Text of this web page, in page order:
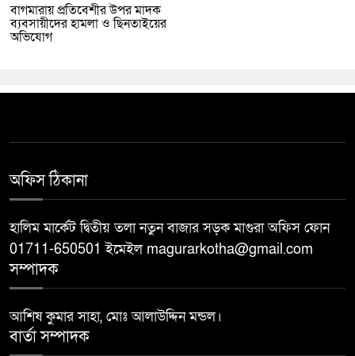
বাগমারায় প্রতিবেশীর উপর মাদক
ব্যবসায়ীদের হামলা ও ছিনতাইয়ের
অভিযোগ
অফিস ঠিকানা
হালিম মার্কেট দ্বিতীয় তলা নতুন বাজার সড়ক মাগুরা অফিস ফোন
01711-650501 ইমেইল magurarkotha@gmail.com
সম্পাদক
আশিষ কুমার সাহা, মোঃ আলাউদ্দিন মন্ডল।
বার্তা সম্পাদক